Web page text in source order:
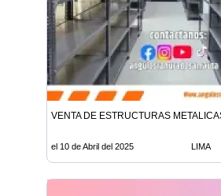
VENTA DE ESTRUCTURAS
el 10 de Abril del 2025 LIMA